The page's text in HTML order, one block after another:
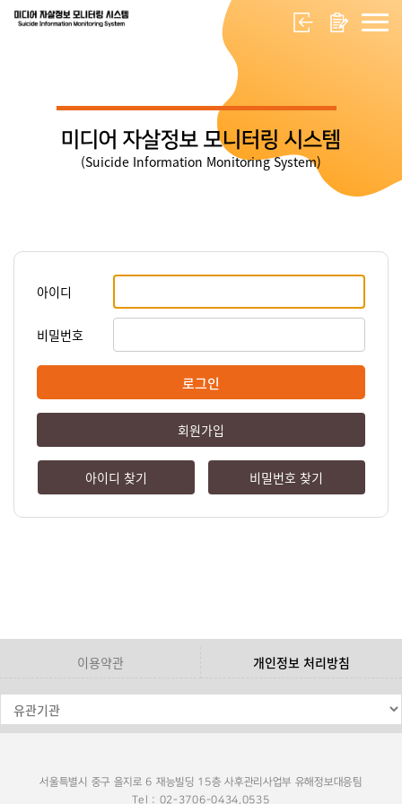
미디어 자살정보 모니터링 시스템
(Suicide Information Monitoring System)
아이디
비밀번호
로그인
회원가입
아이디 찾기 비밀번호 찾기
이용약관 개인정보 처리방침
서울특별시 중구 을지로 6 재능빌딩 15층 사후관리사업부 유해정보대응팀
Tel : 02-3706-0434,0535